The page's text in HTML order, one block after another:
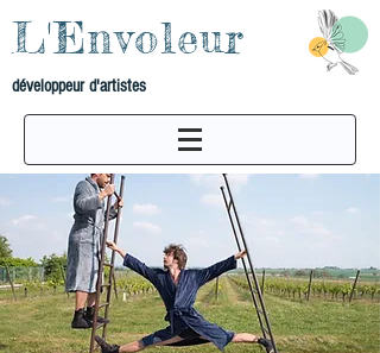
L'Envoleur
développeur d'artistes